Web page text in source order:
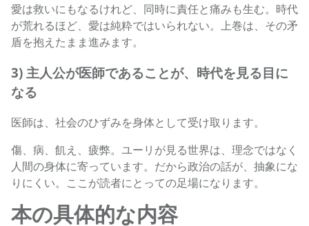
愛は救いにもなるけれど、同時に責任と痛みも生む。時代
が荒れるほど、愛は純粋ではいられない。上巻は、その矛
盾を抱えたまま進みます。
3) 主人公が医師であることが、時代を見る目に
なる
医師は、社会のひずみを身体として受け取ります。
傷、病、飢え、疲弊。ユーリが見る世界は、理念ではなく
人間の身体に寄っています。だから政治の話が、抽象にな
りにくい。ここが読者にとっての足場になります。
本の具体的な内容